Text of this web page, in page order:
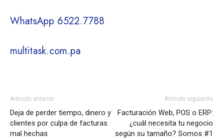
WhatsApp 6522.7788
multitask.com.pa
Artículo anterior
Deja de perder tiempo, dinero y
clientes por culpa de facturas
mal hechas
Artículo siguiente
Facturación Web, POS o ERP:
¿cuál necesita tu negocio
según su tamaño? Somos #1